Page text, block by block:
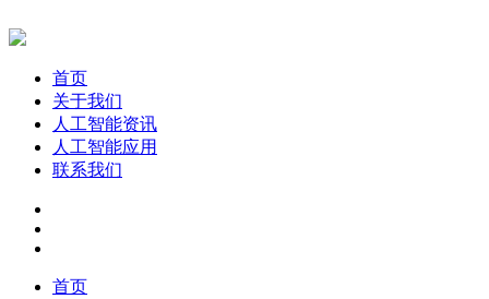
首页
关于我们
人工智能资讯
人工智能应用
联系我们
首页